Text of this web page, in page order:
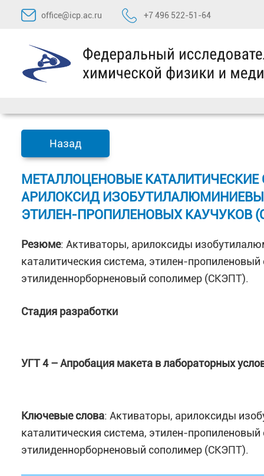
Перейти
содержимому
office@icp.ac.ru +7 496 522-51-64
Назад
МЕТАЛЛОЦЕНОВЫЕ
АРИЛОКСИД
ЭТИЛЕН-ПРОПИЛЕНОВЫХ КАУЧУКОВ
Резюме: Активаторы, арилоксиды
каталитическия система, этилен-
этилиденнорборненовый сополимер (СКЭПТ).
Стадия разработки
УГТ 4 – Апробация макета в лабораторных
Ключевые слова: Активаторы, арилоксиды
каталитическия система, этилен-
этилиденнорборненовый сополимер (СКЭПТ).